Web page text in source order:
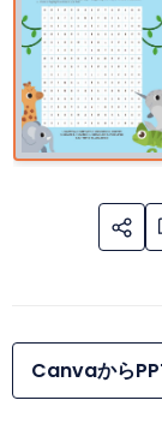
Canvaから